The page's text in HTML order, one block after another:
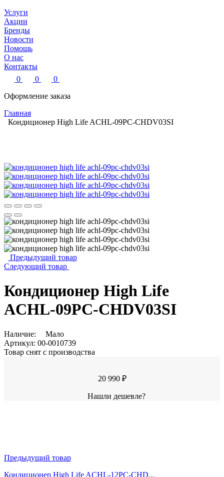
Услуги
Акции
Бренды
Новости
Помощь
О нас
Контакты
0
0
0
Оформление заказа
Главная
Кондиционер High Life ACHL-09PC-CHDV03SI
Предыдущий товар
Следующий товар
Кондиционер High Life
ACHL-09PC-CHDV03SI
Наличие:
Мало
Артикул: 00-0010739
Товар снят с производства
20 990 ₽
Нашли дешевле?
Предыдущий товар
Кондиционер High Life ACHL-12PC-CHD...